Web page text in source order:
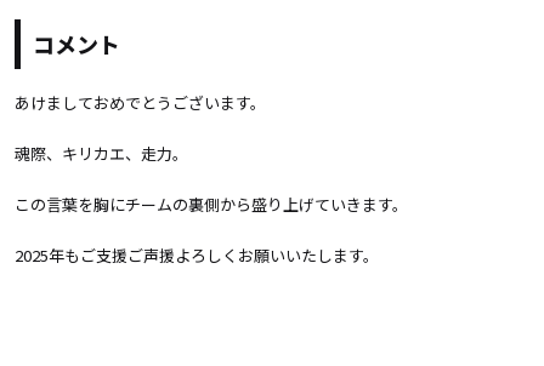
コメント
あけましておめでとうございます。
魂際、キリカエ、走力。
この言葉を胸にチームの裏側から盛り上げていきます。
2025年もご支援ご声援よろしくお願いいたします。